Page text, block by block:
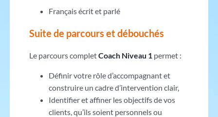
Français écrit et parlé
Suite de parcours et débouchés
Le parcours completCoach Niveau 1 permet :
Définir votre rôle d’accompagnant et
construire un cadre d’intervention clair,
Identifier et affiner les objectifs de vos
clients, qu’ils soient personnels ou